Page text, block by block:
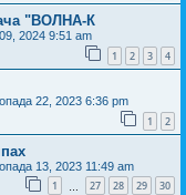
"ВОЛНА-К
2024 9:51 am
1 2 3 4
22, 2023 6:36 pm
1 2
13, 2023 11:49 am
1 27 28 29 30